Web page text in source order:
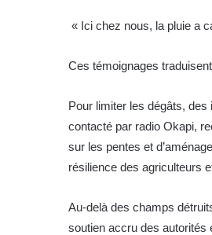
« Ici chez nous, la pluie a
Ces témoignages
Pour limiter les dégâts,
contacté par radio Okapi,
sur les pentes et
résilience des agriculteurs
Au-delà des champs
soutien accru des